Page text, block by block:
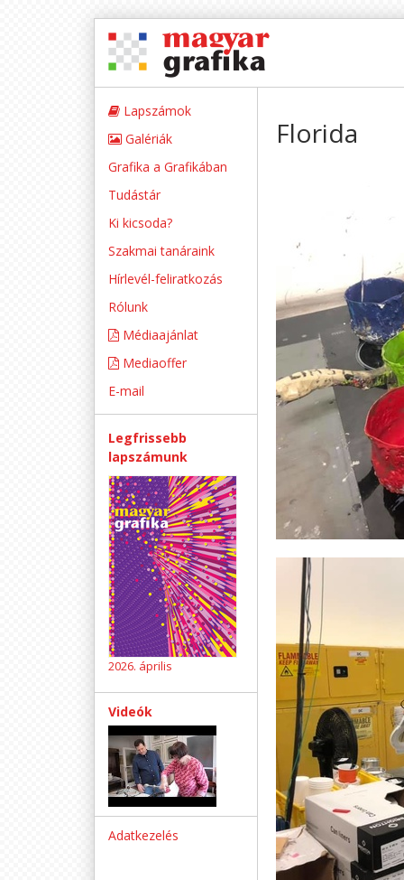
Florida
Lapszámok
Galériák
Grafika a Grafikában
Tudástár
Ki kicsoda?
Szakmai tanáraink
Hírlevél-feliratkozás
Rólunk
Médiaajánlat
Mediaoffer
E-mail
Legfrissebb
lapszámunk
2026. április
Videók
Adatkezelés